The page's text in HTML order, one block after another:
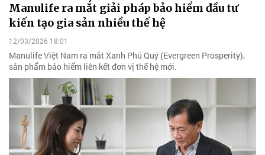
Manulife ra mắt giải pháp bảo hiểm đầu tư
kiến tạo gia sản nhiều thế hệ
12/03/2026 18:01
Manulife Việt Nam ra mắt Xanh Phú Quý (Evergreen Prosperity),
sản phẩm bảo hiểm liên kết đơn vị thế hệ mới.